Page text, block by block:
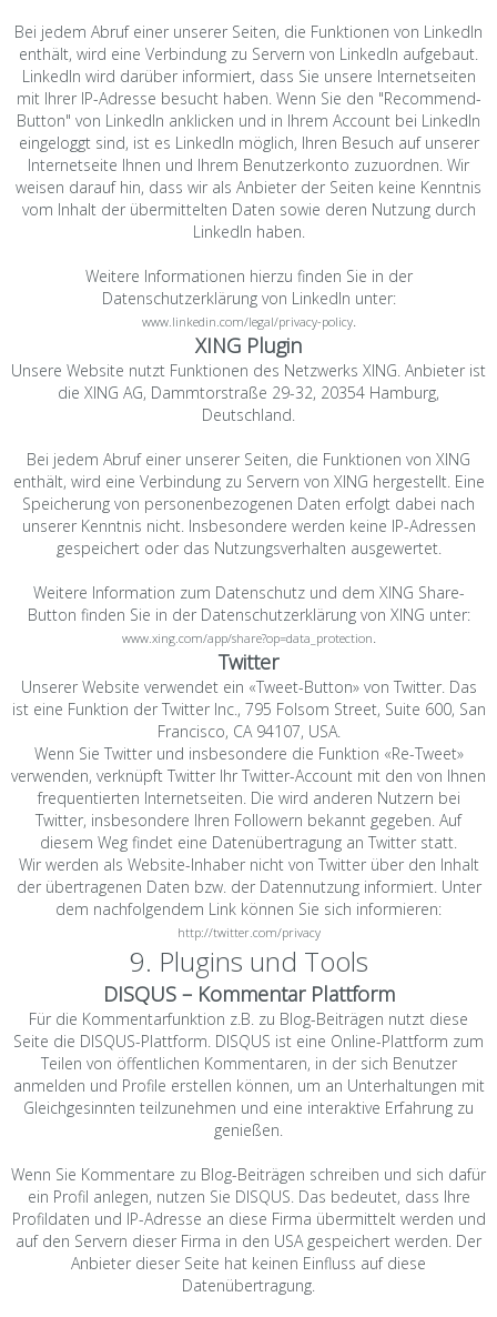
Bei jedem Abruf einer unserer Seiten, die Funktionen von LinkedIn
enthält, wird eine Verbindung zu Servern von LinkedIn aufgebaut.
LinkedIn wird darüber informiert, dass Sie unsere Internetseiten
mit Ihrer IP-Adresse besucht haben. Wenn Sie den "Recommend-
Button" von LinkedIn anklicken und in Ihrem Account bei LinkedIn
eingeloggt sind, ist es LinkedIn möglich, Ihren Besuch auf unserer
Internetseite Ihnen und Ihrem Benutzerkonto zuzuordnen. Wir
weisen darauf hin, dass wir als Anbieter der Seiten keine Kenntnis
vom Inhalt der übermittelten Daten sowie deren Nutzung durch
LinkedIn haben.
Weitere Informationen hierzu finden Sie in der
Datenschutzerklärung von LinkedIn unter:
www.linkedin.com/legal/privacy-policy.
XING Plugin
Unsere Website nutzt Funktionen des Netzwerks XING. Anbieter ist
die XING AG, Dammtorstraße 29-32, 20354 Hamburg,
Deutschland.
Bei jedem Abruf einer unserer Seiten, die Funktionen von XING
enthält, wird eine Verbindung zu Servern von XING hergestellt. Eine
Speicherung von personenbezogenen Daten erfolgt dabei nach
unserer Kenntnis nicht. Insbesondere werden keine IP-Adressen
gespeichert oder das Nutzungsverhalten ausgewertet.
Weitere Information zum Datenschutz und dem XING Share-
Button finden Sie in der Datenschutzerklärung von XING unter:
www.xing.com/app/share?op=data_protection.
Twitter
Unserer Website verwendet ein «Tweet-Button» von Twitter. Das
ist eine Funktion der Twitter Inc., 795 Folsom Street, Suite 600, San
Francisco, CA 94107, USA.
Wenn Sie Twitter und insbesondere die Funktion «Re-Tweet»
verwenden, verknüpft Twitter Ihr Twitter-Account mit den von Ihnen
frequentierten Internetseiten. Die wird anderen Nutzern bei
Twitter, insbesondere Ihren Followern bekannt gegeben. Auf
diesem Weg findet eine Datenübertragung an Twitter statt.
Wir werden als Website-Inhaber nicht von Twitter über den Inhalt
der übertragenen Daten bzw. der Datennutzung informiert. Unter
dem nachfolgendem Link können Sie sich informieren:
http://twitter.com/privacy
9. Plugins und Tools
DISQUS – Kommentar Plattform
Für die Kommentarfunktion z.B. zu Blog-Beiträgen nutzt diese
Seite die DISQUS-Plattform. DISQUS ist eine Online-Plattform zum
Teilen von öffentlichen Kommentaren, in der sich Benutzer
anmelden und Profile erstellen können, um an Unterhaltungen mit
Gleichgesinnten teilzunehmen und eine interaktive Erfahrung zu
genießen.
Wenn Sie Kommentare zu Blog-Beiträgen schreiben und sich dafür
ein Profil anlegen, nutzen Sie DISQUS. Das bedeutet, dass Ihre
Profildaten und IP-Adresse an diese Firma übermittelt werden und
auf den Servern dieser Firma in den USA gespeichert werden. Der
Anbieter dieser Seite hat keinen Einfluss auf diese
Datenübertragung.